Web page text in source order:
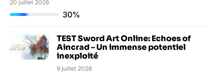
20 juillet 2026
30%
TEST Sword Art Online: Echoes of
Aincrad – Un immense potentiel
inexploité
9 juillet 2026